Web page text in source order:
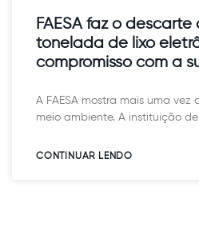
FAESA faz o descarte
tonelada de lixo
compromisso com a
A FAESA mostra mais uma
meio ambiente. A instituição
CONTINUAR LENDO​